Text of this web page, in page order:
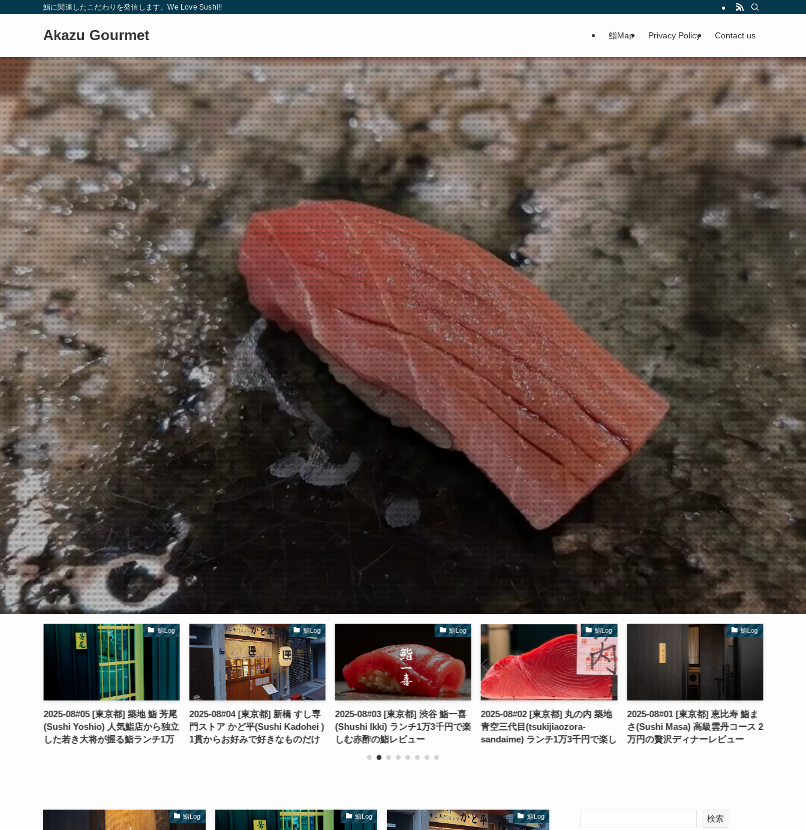
鮨に関連したこだわりを発信します。We Love Sushi!!
Akazu Gourmet 鮨Map Privacy Policy Contact us
鮨Log
2025-08#05 [東京都] 築地 鮨 芳尾
(Sushi Yoshio) 人気鮨店から独立
した若き大将が握る鮨ランチ1万
鮨Log
2025-08#04 [東京都] 新橋 すし専
門ストア かど平(Sushi Kadohei )
1貫からお好みで好きなものだけ
鮨Log
2025-08#03 [東京都] 渋谷 鮨一喜
(Shushi Ikki) ランチ1万3千円で楽
しむ赤酢の鮨レビュー
鮨Log
2025-08#02 [東京都] 丸の内 築地
青空三代目(tsukijiaozora-
sandaime) ランチ1万3千円で楽し
鮨Log
2025-08#01 [東京都] 恵比寿 鮨ま
さ(Sushi Masa) 高級雲丹コース 2
万円の贅沢ディナーレビュー
鮨Log 鮨Log 鮨Log 検索